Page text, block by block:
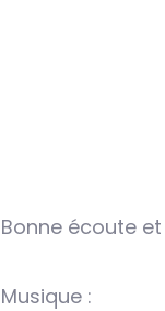
Bonne écoute
Musique :